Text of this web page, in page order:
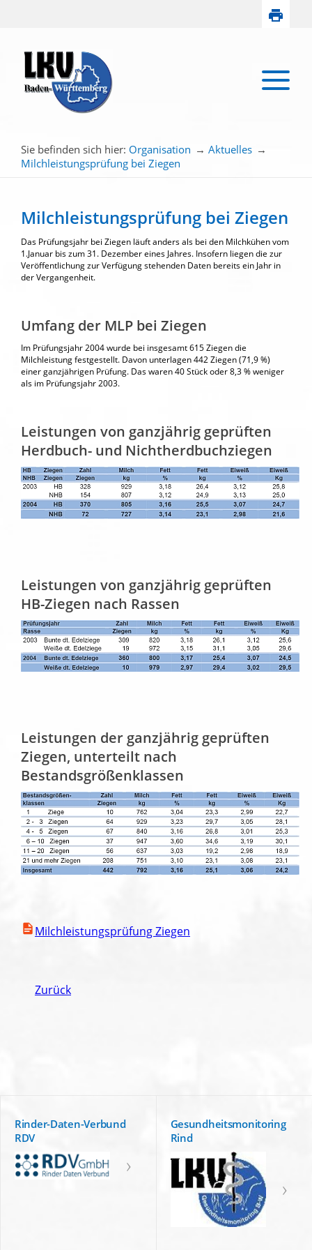
Sie befinden sich hier: Organisation → Aktuelles →
Milchleistungsprüfung bei Ziegen
Milchleistungsprüfung bei Ziegen
Das Prüfungsjahr bei Ziegen läuft anders als bei den Milchkühen vom
1.Januar bis zum 31. Dezember eines Jahres. Insofern liegen die zur
Veröffentlichung zur Verfügung stehenden Daten bereits ein Jahr in
der Vergangenheit.
Umfang der MLP bei Ziegen
Im Prüfungsjahr 2004 wurde bei insgesamt 615 Ziegen die
Milchleistung festgestellt. Davon unterlagen 442 Ziegen (71,9 %)
einer ganzjährigen Prüfung. Das waren 40 Stück oder 8,3 % weniger
als im Prüfungsjahr 2003.
Leistungen von ganzjährig geprüften
Herdbuch- und Nichtherdbuchziegen
Leistungen von ganzjährig geprüften
HB-Ziegen nach Rassen
Leistungen der ganzjährig geprüften
Ziegen, unterteilt nach
Bestandsgrößenklassen
Milchleistungsprüfung Ziegen
Zurück
Rinder-Daten-Verbund
RDV
Gesundheitsmonitoring
Rind